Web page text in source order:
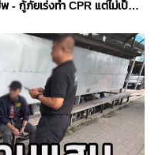
- กู้ภัยเร่งทำ CPR แต่ไม่เป็น